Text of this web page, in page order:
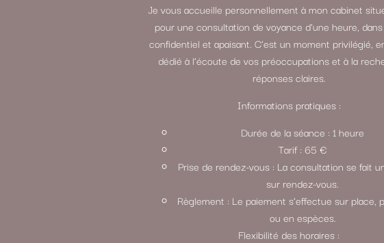
Je vous accueille personnellement à mon cabinet
pour une consultation de voyance d’une heure,
confidentiel et apaisant. C’est un moment privilégié,
dédié à l’écoute de vos préoccupations et à la
réponses claires.
Informations pratiques :
Durée de la séance : 1 heure
Tarif : 65 €
Prise de rendez-vous : La consultation se fait
sur rendez-vous.
Règlement : Le paiement s’effectue sur place,
ou en espèces.
Flexibilité des horaires :